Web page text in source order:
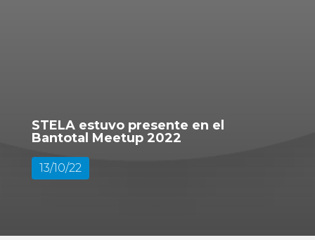
STELA estuvo presente en el
Bantotal Meetup 2022
13/10/22